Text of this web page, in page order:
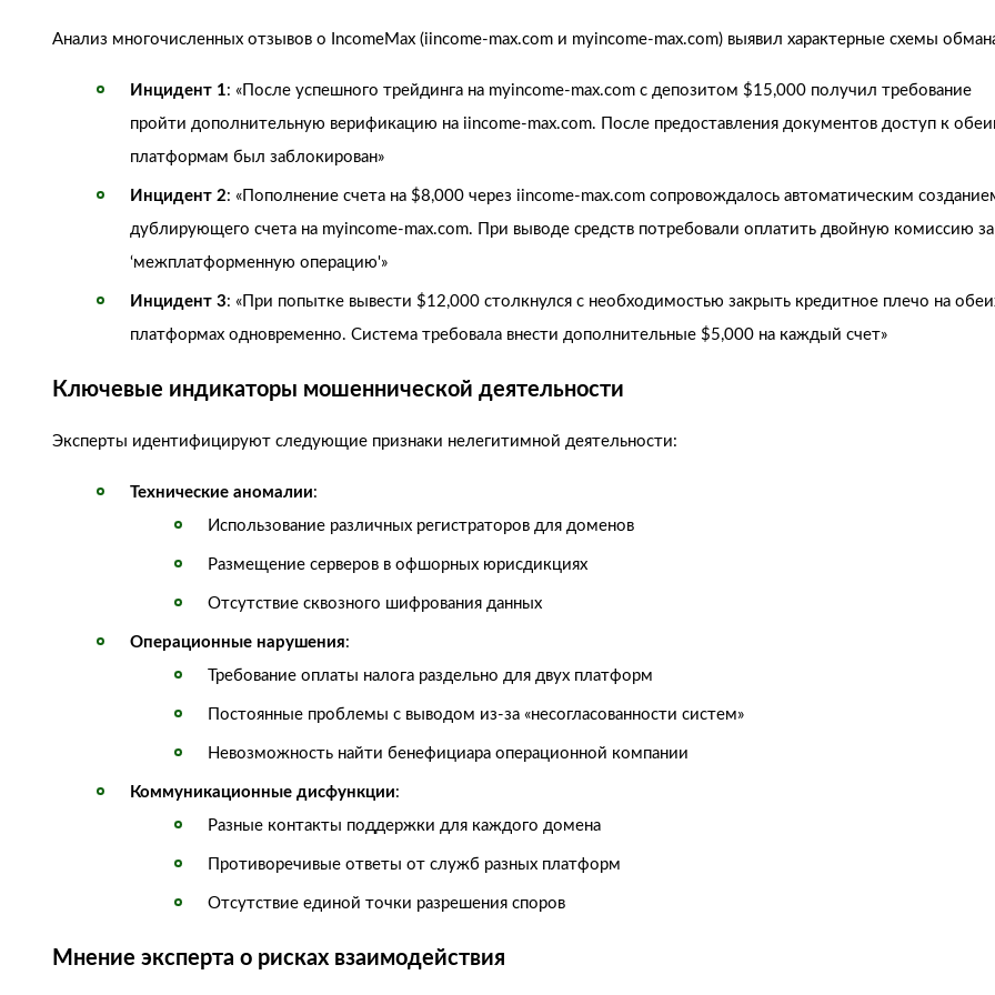
Анализ многочисленных отзывов о IncomeMax (iincome-max.com и myincome-max.com) выявил характерные схемы
Инцидент 1: «После успешного трейдинга на myincome-max.com с депозитом $15,000 получил требование
пройти дополнительную верификацию на iincome-max.com. После предоставления документов доступ к
платформам был заблокирован»
Инцидент 2: «Пополнение счета на $8,000 через iincome-max.com сопровождалось автоматическим
дублирующего счета на myincome-max.com. При выводе средств потребовали оплатить двойную комиссию за
‘межплатформенную операцию'»
Инцидент 3: «При попытке вывести $12,000 столкнулся с необходимостью закрыть кредитное плечо на
платформах одновременно. Система требовала внести дополнительные $5,000 на каждый счет»
Ключевые индикаторы мошеннической деятельности
Эксперты идентифицируют следующие признаки нелегитимной деятельности:
Технические аномалии:
Использование различных регистраторов для доменов
Размещение серверов в офшорных юрисдикциях
Отсутствие сквозного шифрования данных
Операционные нарушения:
Требование оплаты налога раздельно для двух платформ
Постоянные проблемы с выводом из-за «несогласованности систем»
Невозможность найти бенефициара операционной компании
Коммуникационные дисфункции:
Разные контакты поддержки для каждого домена
Противоречивые ответы от служб разных платформ
Отсутствие единой точки разрешения споров
Мнение эксперта о рисках взаимодействия